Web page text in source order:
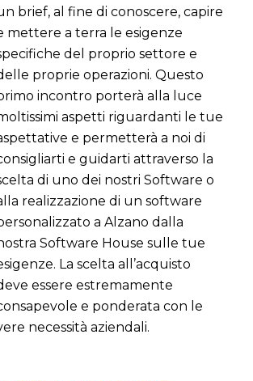
brief, al fine di conoscere, capire
mettere a terra le esigenze
del proprio settore e
proprie operazioni. Questo
incontro porterà alla luce
aspetti riguardanti le tue
e permetterà a noi di
e guidarti attraverso la
di uno dei nostri Software o
realizzazione di un software
a Alzano dalla
Software House sulle tue
La scelta all’acquisto
essere estremamente
e ponderata con le
necessità aziendali.